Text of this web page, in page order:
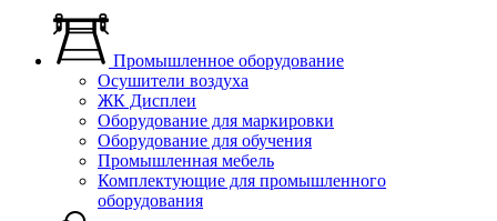
Промышленное оборудование
Осушители воздуха
ЖК Дисплеи
Оборудование для маркировки
Оборудование для обучения
Промышленная мебель
Комплектующие для промышленного
оборудования